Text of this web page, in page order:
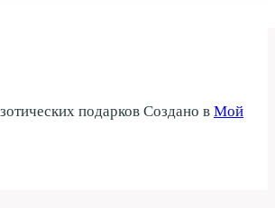
подарков Создано в Мой